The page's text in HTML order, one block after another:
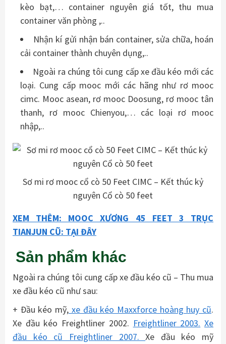
kèo bạt,… container nguyên giá tốt, thu mua
container văn phòng ,..
Nhận kí gửi nhận bán container, sửa chữa, hoán
cải container thành chuyên dụng,..
Ngoài ra chúng tôi cung cấp xe đầu kéo mới các
loại. Cung cấp mooc mới các hãng như rơ mooc
cimc. Mooc asean, rơ mooc Doosung, rơ mooc tân
thanh, rơ mooc Chienyou,… các loại rơ mooc
nhập,..
Sơ mi rơ mooc cổ cò 50 Feet CIMC – Kết thúc kỷ
nguyên Cổ cò 50 feet
XEM THÊM: MOOC XƯƠNG 45 FEET 3 TRỤC
TIANJUN CŨ: TẠI ĐÂY
Sản phẩm khác
Ngoài ra chúng tôi cung cấp xe đầu kéo cũ – Thu mua
xe đầu kéo cũ như sau:
+ Đầu kéo mỹ, xe đầu kéo Maxxforce hoàng huy cũ.
Xe đầu kéo Freightliner 2002. Freightliner 2003. Xe
đầu kéo cũ Freightliner 2007.Xe đầu kéo mỹ